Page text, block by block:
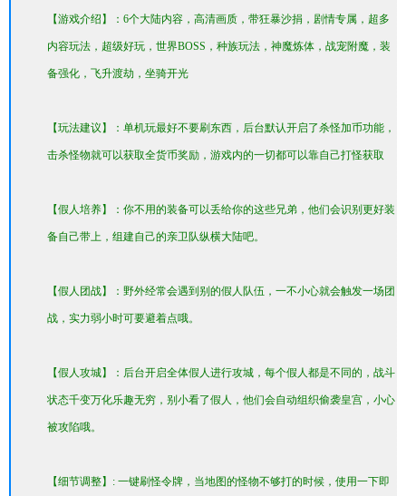
【游戏介绍】：6个大陆内容，高清画质，带狂暴沙捐，剧情专属，超多
内容玩法，超级好玩，世界BOSS，种族玩法，神魔炼体，战宠附魔，装
备强化，飞升渡劫，坐骑开光
【玩法建议】：单机玩最好不要刷东西，后台默认开启了杀怪加币功能，
击杀怪物就可以获取全货币奖励，游戏内的一切都可以靠自己打怪获取
【假人培养】：你不用的装备可以丢给你的这些兄弟，他们会识别更好装
备自己带上，组建自己的亲卫队纵横大陆吧。
【假人团战】：野外经常会遇到别的假人队伍，一不小心就会触发一场团
战，实力弱小时可要避着点哦。
【假人攻城】：后台开启全体假人进行攻城，每个假人都是不同的，战斗
状态千变万化乐趣无穷，别小看了假人，他们会自动组织偷袭皇宫，小心
被攻陷哦。
【细节调整】: 一键刷怪令牌，当地图的怪物不够打的时候，使用一下即